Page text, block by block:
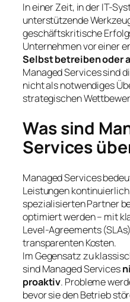
In einer Zeit, in der IT-
unterstützende
geschäftskritische
Unternehmen vor einer
Selbst betreiben oder
Managed Services sind
nicht als notwendiges
strategischen
Was sind
Services
Managed Services
Leistungen
spezialisierten Partner
optimiert werden – mit
Level-Agreements
transparenten Kosten.
Im Gegensatz zu
sind Managed Services
proaktiv. Probleme
bevor sie den Betrieb